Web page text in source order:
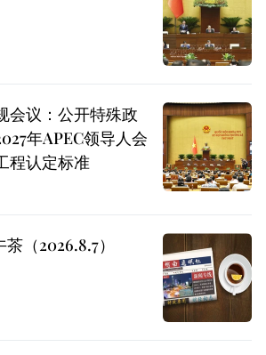
会议：公开特殊政
年APEC领导人会
程认定标准
（2026.8.7）